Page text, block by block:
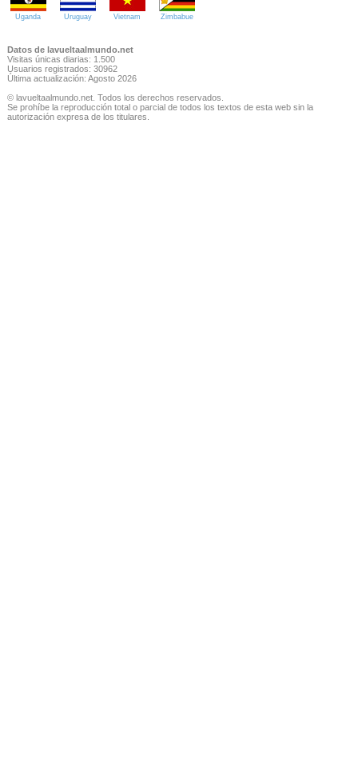
Uganda Uruguay Vietnam Zimbabue
Datos de lavueltaalmundo.net
Visitas únicas diarias: 1.500
Usuarios registrados: 30962
Última actualización: Agosto 2026
© lavueltaalmundo.net. Todos los derechos reservados.
Se prohíbe la reproducción total o parcial de todos los textos de esta web sin la
autorización expresa de los titulares.